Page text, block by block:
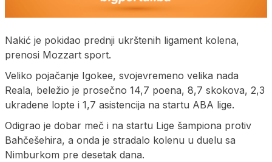
Nakić je pokidao prednji ukrštenih ligament kolena,
prenosi Mozzart sport.
Veliko pojačanje Igokee, svojevremeno velika nada
Reala, beležio je prosečno 14,7 poena, 8,7 skokova, 2,3
ukradene lopte i 1,7 asistencija na startu ABA lige.
Odigrao je dobar meč i na startu Lige šampiona protiv
Bahčešehira, a onda je stradalo kolenu u duelu sa
Nimburkom pre desetak dana.